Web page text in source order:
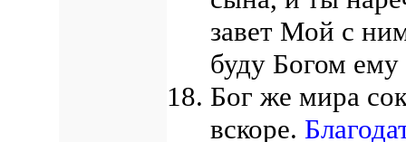
завет Мой с
буду Богом
Бог же мира
вскоре.